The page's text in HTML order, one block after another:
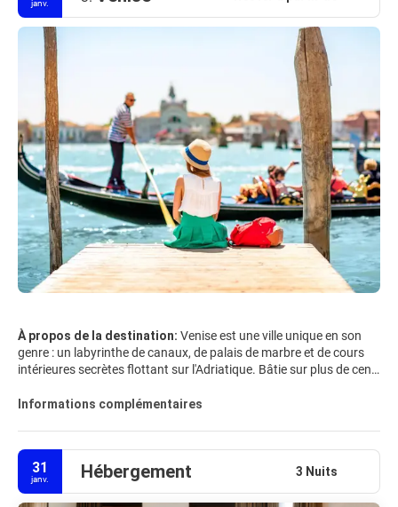
janv.
À propos de la destination: Venise est une ville unique en son
genre : un labyrinthe de canaux, de palais de marbre et de cours
intérieures secrètes flottant sur l'Adriatique. Bâtie sur plus de cent
navigables et d'étroites ruelles qui débouchent soudain sur des
l'emblématique Campanile. De là, on peut flâner sous les arcades
bordées de cafés et écouter des orchestres jouer en direct tandis
que le soleil se couche sur la lagune.
Informations complémentaires
31
janv. Hébergement 3 Nuits